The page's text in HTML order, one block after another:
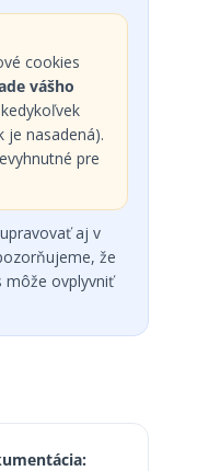
cookies
vášho
je nasadená).
pre
aj v
že
môže ovplyvniť